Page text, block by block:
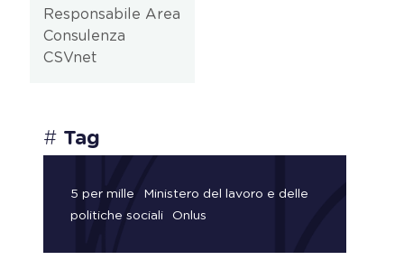
Responsabile Area
Consulenza
CSVnet
# Tag
5 per mille
Ministero del lavoro e delle
politiche sociali
Onlus